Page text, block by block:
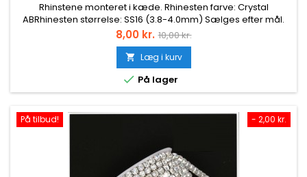
Rhinstene monteret i kæde. Rhinesten farve: Crystal
ABRhinesten størrelse: SS16 (3.8-4.0mm) Sælges efter mål.
Prisen er for ca. 10 cm.
Pris
8,00 kr. Normalpris
10,00 kr.
 Læg i kurv
 På lager
- 2,00 kr.
På tilbud!